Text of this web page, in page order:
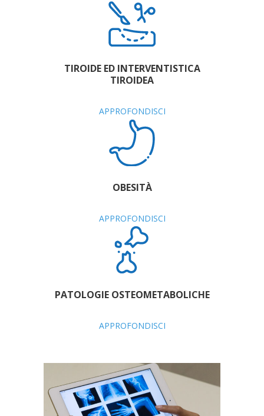
TIROIDE ED INTERVENTISTICA
TIROIDEA
APPROFONDISCI
OBESITÀ
APPROFONDISCI
PATOLOGIE OSTEOMETABOLICHE
APPROFONDISCI